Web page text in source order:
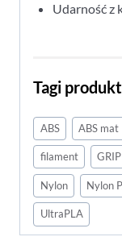
Udarność z
Tagi
ABS ABS mat
filament GRIP
Nylon Nylon
UltraPLA